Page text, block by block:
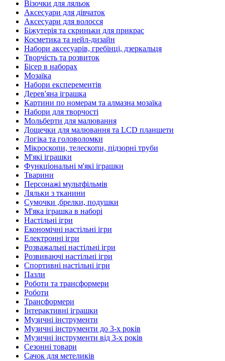
Візочки для ляльок
Аксесуари для дівчаток
Аксесуари для волосся
Біжутерія та скриньки для прикрас
Косметика та нейл-дизайн
Набори аксесуарів, гребінці, дзеркальця
Творчість та розвиток
Бісер в наборах
Мозаїка
Набори експерементів
Дерев'яна іграшка
Картини по номерам та алмазна мозаїка
Набори для творчості
Мольберти для малювання
Дощечки для малювання та LCD планшети
Логіка та головоломки
Мікроскопи, телескопи, підзорні труби
М'які іграшки
Функціональні м'які іграшки
Тварини
Персонажі мультфільмів
Ляльки з тканини
Сумочки ,брелки, подушки
М'яка іграшка в наборі
Настільні ігри
Економічні настільні ігри
Електронні ігри
Розважальні настільні ігри
Розвиваючі настільні ігри
Спортивні настільні ігри
Пазли
Роботи та трансформери
Роботи
Трансформери
Інтерактивні іграшки
Музичні інструменти
Музичні інструменти до 3-х років
Музичні інструменти від 3-х років
Сезонні товари
Сачок для метеликів